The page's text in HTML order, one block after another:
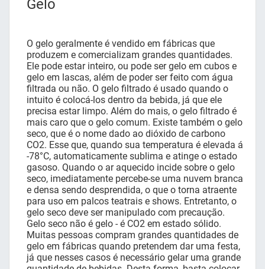
Gelo
O gelo geralmente é vendido em fábricas que
produzem e comercializam grandes quantidades.
Ele pode estar inteiro, ou pode ser gelo em cubos e
gelo em lascas, além de poder ser feito com água
filtrada ou não. O gelo filtrado é usado quando o
intuito é colocá-los dentro da bebida, já que ele
precisa estar limpo. Além do mais, o gelo filtrado é
mais caro que o gelo comum. Existe também o gelo
seco, que é o nome dado ao dióxido de carbono
CO2. Esse que, quando sua temperatura é elevada á
-78°C, automaticamente sublima e atinge o estado
gasoso. Quando o ar aquecido incide sobre o gelo
seco, imediatamente percebe-se uma nuvem branca
e densa sendo desprendida, o que o torna atraente
para uso em palcos teatrais e shows. Entretanto, o
gelo seco deve ser manipulado com precaução.
Gelo seco não é gelo - é CO2 em estado sólido.
Muitas pessoas compram grandes quantidades de
gelo em fábricas quando pretendem dar uma festa,
já que nesses casos é necessário gelar uma grande